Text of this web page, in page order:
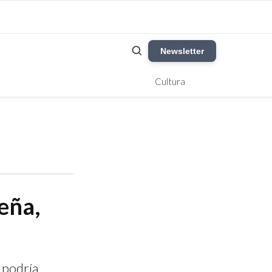
Newsletter
Cultura